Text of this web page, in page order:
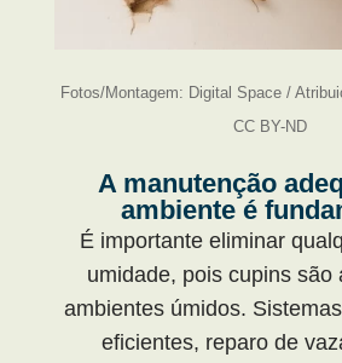
Fotos/Montagem: Digital Space /
CC BY-ND
A manutenção
ambiente é
É importante eliminar
umidade, pois cupins são
ambientes úmidos.
eficientes, reparo de